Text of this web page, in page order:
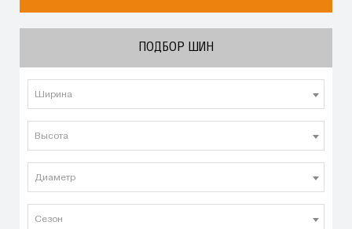
ПОДБОР ШИН
Ширина
Высота
Диаметр
Сезон